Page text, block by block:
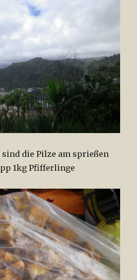
sind die Pilze am sprießen
1kg Pfifferlinge